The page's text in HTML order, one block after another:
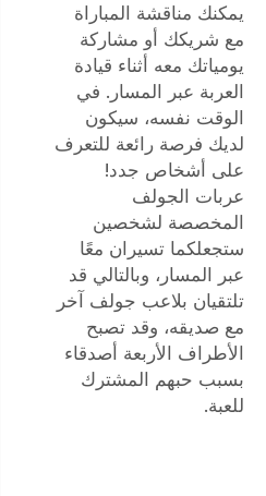
يمكنك مناقشة المباراة
مع شريكك أو مشاركة
يومياتك معه أثناء قيادة
العربة عبر المسار. في
الوقت نفسه، سيكون
لديك فرصة رائعة للتعرف
على أشخاص جدد!
عربات الجولف
المخصصة لشخصين
ستجعلكما تسيران معًا
عبر المسار، وبالتالي قد
تلتقيان بلاعب جولف آخر
مع صديقه، وقد تصبح
الأطراف الأربعة أصدقاء
بسبب حبهم المشترك
للعبة.